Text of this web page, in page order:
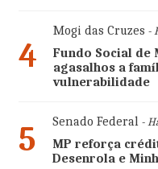
4
Mogi das Cruzes -
Fundo Social de
agasalhos a
vulnerabilidade
5 Senado Federal-
MP reforça
Desenrola e